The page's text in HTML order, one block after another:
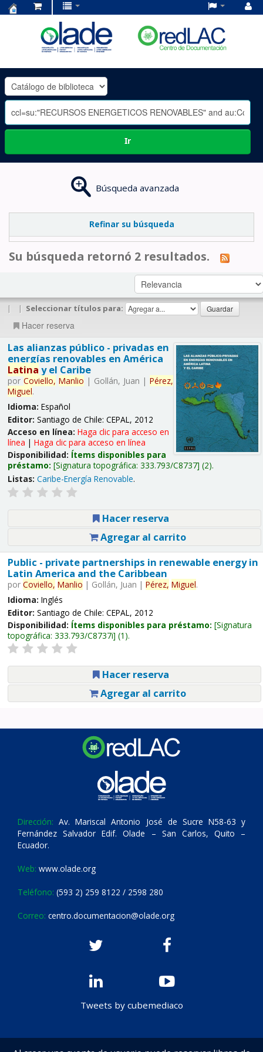
OLADE
-
Ir
Búsqueda avanzada
Refinar su búsqueda
Su búsqueda retornó 2 resultados.
| | Seleccionar títulos para:
Hacer reserva
Las alianzas público - privadas en
energías renovables en América
Latina y el Caribe
por Coviello, Manlio | Gollán, Juan | Pérez,
Miguel.
Idioma: Español
Editor: Santiago de Chile: CEPAL, 2012
Acceso en línea: Haga clic para acceso en
línea | Haga clic para acceso en línea
Disponibilidad: Ítems disponibles para
préstamo: Signatura topográfica: 333.793/C8737 (2).
Listas: Caribe-Energía Renovable.
Hacer reserva
Agregar al carrito
Public - private partnerships in renewable energy in
Latin America and the Caribbean
por Coviello, Manlio | Gollán, Juan | Pérez, Miguel.
Idioma: Inglés
Editor: Santiago de Chile: CEPAL, 2012
Disponibilidad: Ítems disponibles para préstamo: Signatura
topográfica: 333.793/C8737i (1).
Hacer reserva
Agregar al carrito
Dirección: Av. Mariscal Antonio José de Sucre N58-63 y
Fernández Salvador Edif. Olade – San Carlos, Quito –
Ecuador.
Web: www.olade.org
Teléfono: (593 2) 259 8122 / 2598 280
Correo: centro.documentacion@olade.org
Tweets by cubemediaco